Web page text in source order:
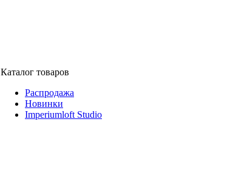
Каталог товаров
Распродажа
Новинки
Imperiumloft Studio